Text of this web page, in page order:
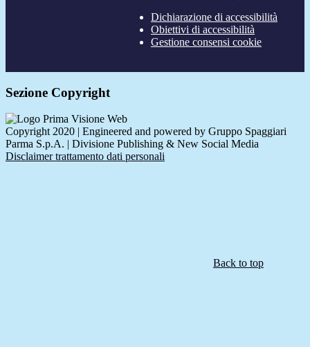
Dichiarazione di accessibilità
Obiettivi di accessibilità
Gestione consensi cookie
Sezione Copyright
Copyright 2020 | Engineered and powered by Gruppo Spaggiari
Parma S.p.A. | Divisione Publishing & New Social Media
Disclaimer trattamento dati personali
Back to top